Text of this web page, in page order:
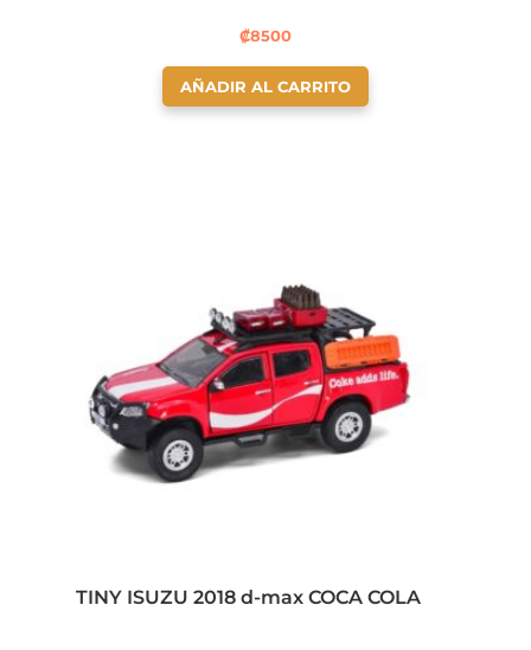
₡8500
AÑADIR AL CARRITO
TINY ISUZU 2018 d-max COCA COLA